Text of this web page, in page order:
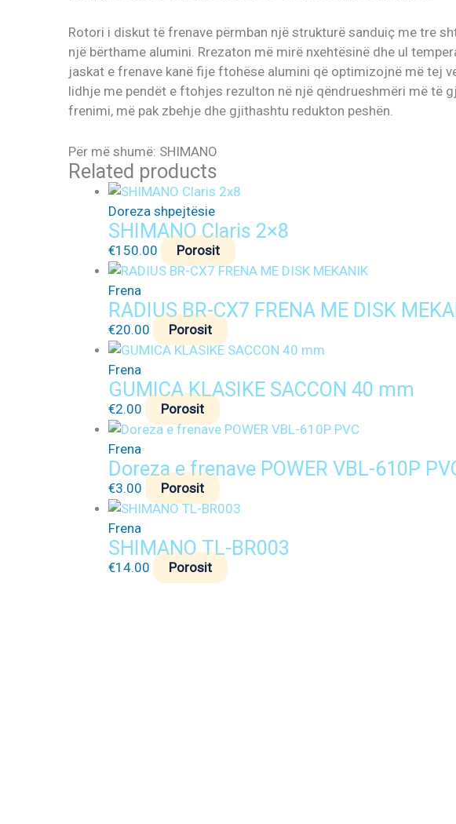
Rotori i diskut të frenave përmban një strukturë sanduiç me tre
një bërthame alumini. Rrezaton më mirë nxehtësinë dhe ul
jaskat e frenave kanë fije ftohëse alumini që optimizojnë më tej
lidhje me pendët e ftohjes rezulton në një qëndrueshmëri më të
frenimi, më pak zbehje dhe gjithashtu redukton peshën.
Për më shumë: SHIMANO
Related products
Doreza shpejtësie
SHIMANO Claris 2×8
€150.00 Porosit
Frena
RADIUS BR-CX7 FRENA ME DISK
€20.00 Porosit
Frena
GUMICA KLASIKE SACCON 40 mm
€2.00 Porosit
Frena
Doreza e frenave POWER VBL-610P
€3.00 Porosit
Frena
SHIMANO TL-BR003
€14.00 Porosit